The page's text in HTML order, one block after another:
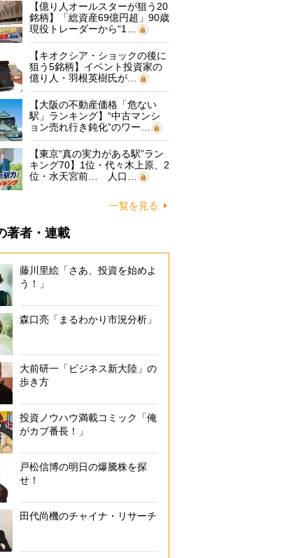
【億り人オールスターが狙う20
銘柄】「総資産69億円超」90歳
現役トレーダーから“1…
【キオクシア・ショックの後に
狙う5銘柄】イベント投資家の
億り人・羽根英樹氏が…
【大阪の不動産価格「危ない
駅」ランキング】“中古マンシ
ョン売れ行き鈍化”のワー…
【東京“真の実力がある駅”ラン
キング70】1位・代々木上原、2
位・水天宮前… 人口…
一覧を見る
著者・連載
藤川里絵「さあ、投資を始めよ
う！」
森口亮「まるわかり市況分析」
大前研一「ビジネス新大陸」の
歩き方
投資ノウハウ満載コミック「俺
がカブ番長！」
戸松信博の明日の爆騰株を探
せ！
田代尚機のチャイナ・リサーチ